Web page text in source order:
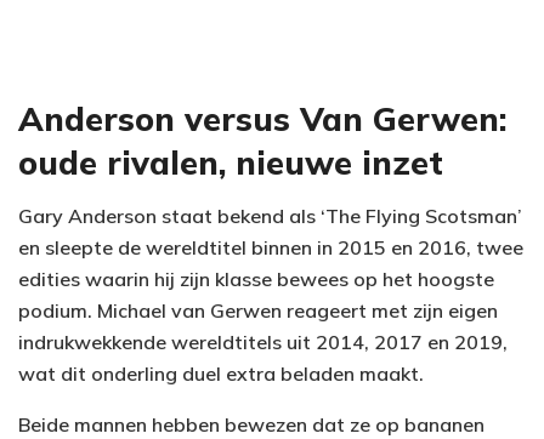
Anderson versus Van Gerwen:
oude rivalen, nieuwe inzet
Gary Anderson staat bekend als ‘The Flying Scotsman’
en sleepte de wereldtitel binnen in 2015 en 2016, twee
edities waarin hij zijn klasse bewees op het hoogste
podium. Michael van Gerwen reageert met zijn eigen
indrukwekkende wereldtitels uit 2014, 2017 en 2019,
wat dit onderling duel extra beladen maakt.
Beide mannen hebben bewezen dat ze op bananen